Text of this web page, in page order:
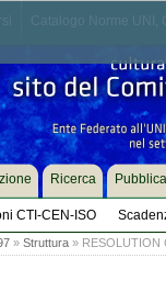
CTI-CEN-ISO
Ricerca
» Struttura» RESOLUTION